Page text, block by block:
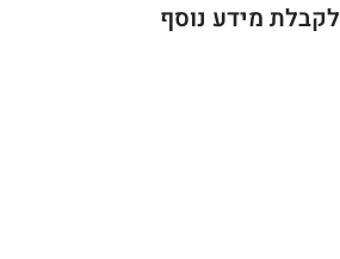
לקבלת מידע נוסף